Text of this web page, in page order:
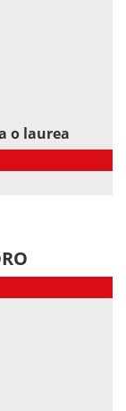
o laurea